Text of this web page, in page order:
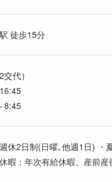
徒歩15分
代）
8:45
週休2日制(日曜､他週1日)
休暇：年次有給休暇、産前